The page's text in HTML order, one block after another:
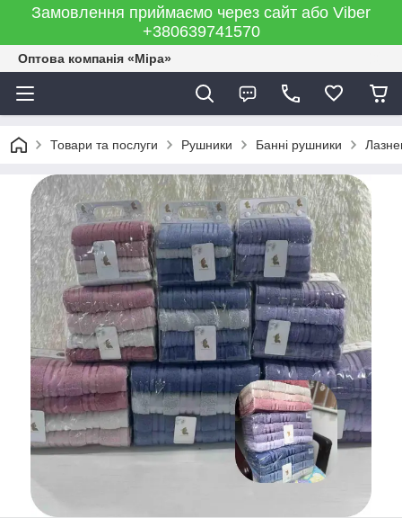
Замовлення приймаємо через сайт або Viber
+380639741570
Оптова компанія «Міра»
Товари та послуги Рушники Банні рушники